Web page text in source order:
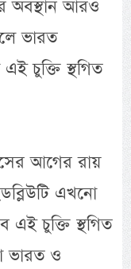
অবস্থান আরও
ভারত
চুক্তি স্থগিত
আগের রায়
এখনো
এই চুক্তি স্থগিত
ভারত ও